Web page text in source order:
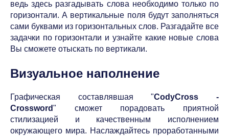
ведь здесь разгадывать слова необходимо только по
горизонтали. А вертикальные поля будут заполняться
сами буквами из горизонтальных слов. Разгадайте все
задачки по горизонтали и узнайте какие новые слова
Вы сможете отыскать по вертикали.
Визуальное наполнение
Графическая составлявшая "CodyCross -
Crossword" сможет порадовать приятной
стилизацией и качественным исполнением
окружающего мира. Наслаждайтесь проработанными